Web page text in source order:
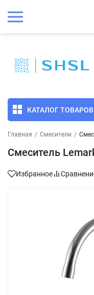
КАТАЛОГ ТОВАРОВ
Главная / Смесители /
Смеситель
Избранное